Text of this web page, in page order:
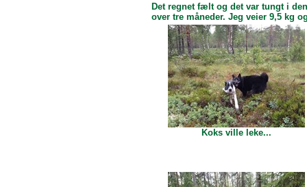
Det regnet fælt og det var tungt i
over tre måneder. Jeg veier 9,5 kg
Koks ville leke...